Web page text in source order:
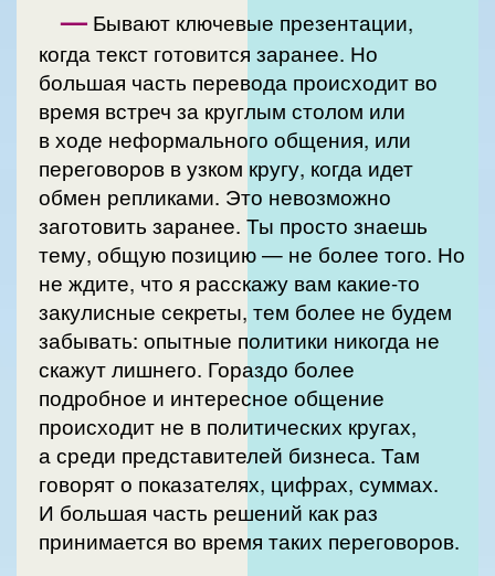
— Бывают ключевые презентации,
когда текст готовится заранее. Но
большая часть перевода происходит во
время встреч за круглым столом или
в ходе неформального общения, или
переговоров в узком кругу, когда идет
обмен репликами. Это невозможно
заготовить заранее. Ты просто знаешь
тему, общую позицию — не более того. Но
не ждите, что я расскажу вам какие-то
закулисные секреты, тем более не будем
забывать: опытные политики никогда не
скажут лишнего. Гораздо более
подробное и интересное общение
происходит не в политических кругах,
а среди представителей бизнеса. Там
говорят о показателях, цифрах, суммах.
И большая часть решений как раз
принимается во время таких переговоров.